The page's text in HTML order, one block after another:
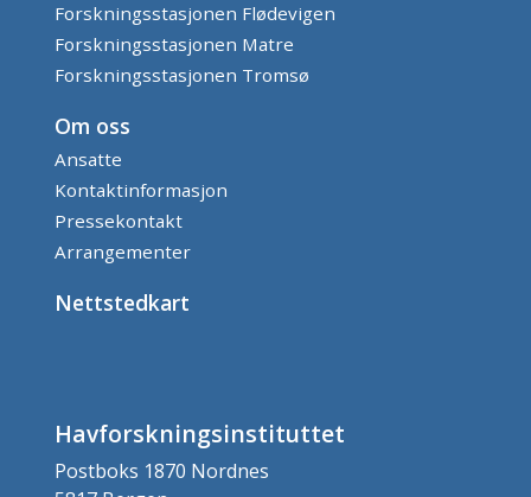
Forskningsstasjonen Flødevigen
Forskningsstasjonen Matre
Forskningsstasjonen Tromsø
Om oss
Ansatte
Kontaktinformasjon
Pressekontakt
Arrangementer
Nettstedkart
Havforskningsinstituttet
Postboks 1870 Nordnes